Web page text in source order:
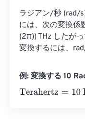
ラジアン/秒 (rad/
には、次の変換係
(2π)) THz したが
変換するには、
例: 変換する 10
Terahertz=10